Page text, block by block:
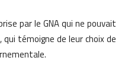
par le GNA qui ne pouvait
témoigne de leur choix de